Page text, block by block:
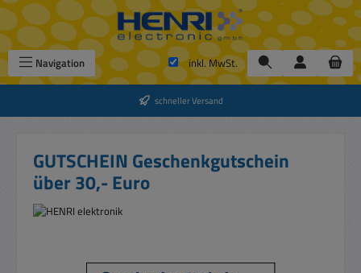
Zum Hauptinhalt springen
Navigation inkl. MwSt.
schneller Versand
GUTSCHEIN Geschenkgutschein
über 30,- Euro